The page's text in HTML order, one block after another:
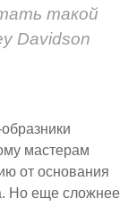
такой
Davidson
мастерам
от основания
Но еще сложнее